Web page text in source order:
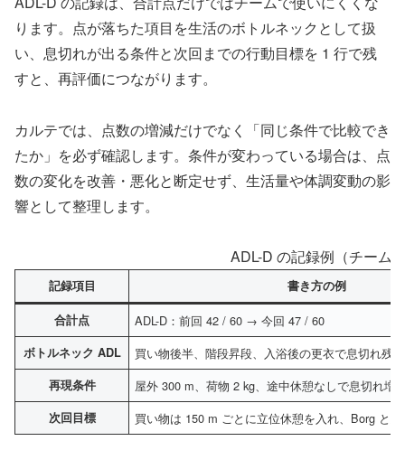
ります。点が落ちた項目を生活のボトルネックとして扱
い、息切れが出る条件と次回までの行動目標を 1 行で残
すと、再評価につながります。
カルテでは、点数の増減だけでなく「同じ条件で比較でき
たか」を必ず確認します。条件が変わっている場合は、点
数の変化を改善・悪化と断定せず、生活量や体調変動の影
響として整理します。
ADL-D の記録例（チーム
記録項目 書き方の例
合計点 ADL-D：前回 42 / 60 → 今回 47 / 60
ボトルネック ADL 買い物後半、階段昇段、入浴後の更衣で息切れ残存
再現条件 屋外 300 m、荷物 2 kg、途中休憩なしで息切れ増
次回目標 買い物は 150 m ごとに立位休憩を入れ、Borg と